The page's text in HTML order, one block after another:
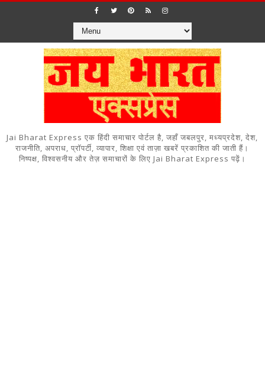
Jai Bharat Express एक हिंदी समाचार पोर्टल है, जहाँ जबलपुर, मध्यप्रदेश, देश,
राजनीति, अपराध, प्रॉपर्टी, व्यापार, शिक्षा एवं ताज़ा खबरें प्रकाशित की जाती हैं।
निष्पक्ष, विश्वसनीय और तेज़ समाचारों के लिए Jai Bharat Express पढ़ें।